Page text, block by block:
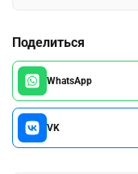
Поделиться
WhatsApp
VK